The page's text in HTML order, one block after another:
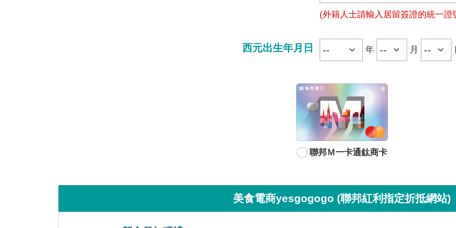
(外籍人士請輸入居留簽證的統一證
西元出生年月日 年 月
聯邦Ｍ一卡通鈦商卡
美食電商yesgogogo (聯邦紅利指定折抵網站)